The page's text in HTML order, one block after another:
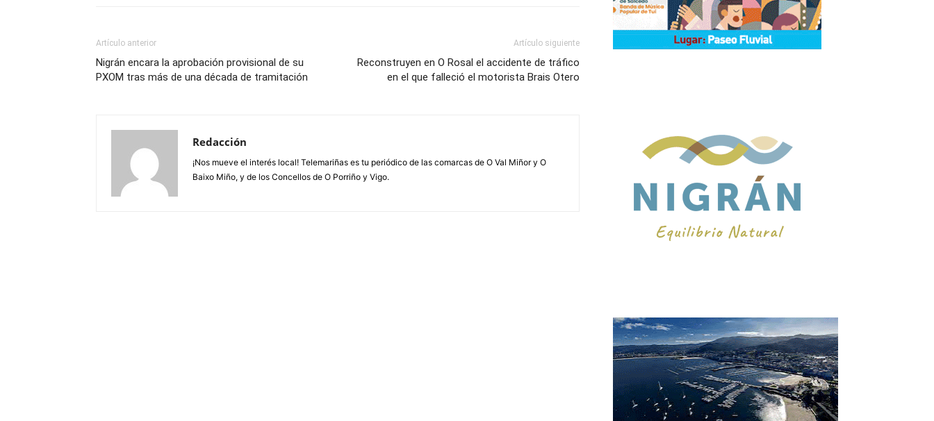
Artículo anterior
Nigrán encara la aprobación provisional de su
PXOM tras más de una década de tramitación
Artículo siguiente
Reconstruyen en O Rosal el accidente de tráfico
en el que falleció el motorista Brais Otero
Redacción
¡Nos mueve el interés local! Telemariñas es tu periódico de las comarcas de O Val Miñor y O
Baixo Miño, y de los Concellos de O Porriño y Vigo.